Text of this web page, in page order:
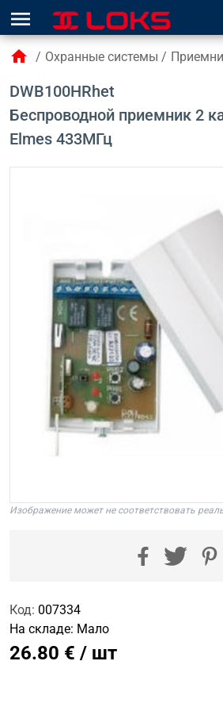
menu
home / Охранные системы /
DWB100HRhet
Беспроводной приемник 2
Elmes 433МГц
Изображение может не соответствовать
Код: 007334
На складе: Мало
26.80 € / шт